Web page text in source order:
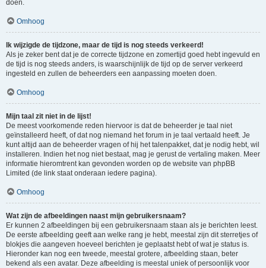
doen.
Omhoog
Ik wijzigde de tijdzone, maar de tijd is nog steeds verkeerd!
Als je zeker bent dat je de correcte tijdzone en zomertijd goed hebt ingevuld en
de tijd is nog steeds anders, is waarschijnlijk de tijd op de server verkeerd
ingesteld en zullen de beheerders een aanpassing moeten doen.
Omhoog
Mijn taal zit niet in de lijst!
De meest voorkomende reden hiervoor is dat de beheerder je taal niet
geïnstalleerd heeft, of dat nog niemand het forum in je taal vertaald heeft. Je
kunt altijd aan de beheerder vragen of hij het talenpakket, dat je nodig hebt, wil
installeren. Indien het nog niet bestaat, mag je gerust de vertaling maken. Meer
informatie hieromtrent kan gevonden worden op de website van phpBB
Limited (de link staat onderaan iedere pagina).
Omhoog
Wat zijn de afbeeldingen naast mijn gebruikersnaam?
Er kunnen 2 afbeeldingen bij een gebruikersnaam staan als je berichten leest.
De eerste afbeelding geeft aan welke rang je hebt, meestal zijn dit sterretjes of
blokjes die aangeven hoeveel berichten je geplaatst hebt of wat je status is.
Hieronder kan nog een tweede, meestal grotere, afbeelding staan, beter
bekend als een avatar. Deze afbeelding is meestal uniek of persoonlijk voor